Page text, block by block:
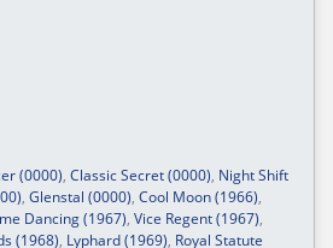
(0000), Classic Secret (0000), Night Shift
, Glenstal (0000), Cool Moon (1966),
Dancing (1967), Vice Regent (1967),
(1968), Lyphard (1969), Royal Statute